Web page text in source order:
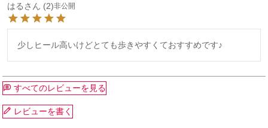
はる 2 非公開
少しヒール高いけどとても歩きやすくておすすめです♪
すべてのレビューを見る
レビューを書く